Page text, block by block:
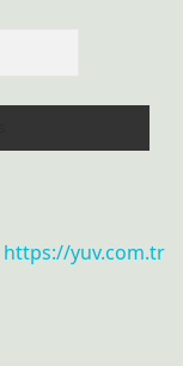
https://yuv.com.tr